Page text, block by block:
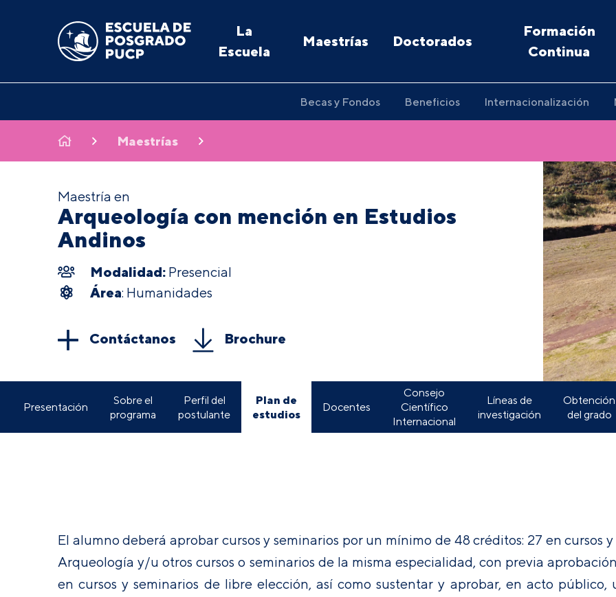
La
Escuela
Maestrías Doctorados
Formación
Continua
Becas y Fondos Beneficios Internacionalización
Maestrías
Maestría en
Arqueología con mención en Estudios
Andinos
Modalidad: Presencial
Área: Humanidades
Contáctanos Brochure
Presentación
Sobre el
programa
Perfil del
postulante
Plan de
estudios
Docentes
Consejo
Científico
Internacional
Líneas de
investigación
Obtención
del grado
El alumno deberá aprobar cursos y seminarios por un mínimo de 48 créditos: 27 en cursos
Arqueología y/u otros cursos o seminarios de la misma especialidad, con previa
en cursos y seminarios de libre elección, así como sustentar y aprobar, en acto